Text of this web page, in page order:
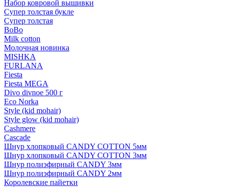
Набор ковровой вышивки
Супер толстая букле
Супер толстая
BoBo
Milk cotton
Молочная новинка
MISHKA
FURLANA
Fiesta
Fiesta MEGA
Divo divnoe 500 г
Eco Norka
Style (kid mohair)
Style glow (kid mohair)
Cashmere
Cascade
Шнур хлопковый CANDY COTTON 5мм
Шнур хлопковый CANDY COTTON 3мм
Шнур полиэфирный CANDY 3мм
Шнур полиэфирный CANDY 2мм
Королевские пайетки